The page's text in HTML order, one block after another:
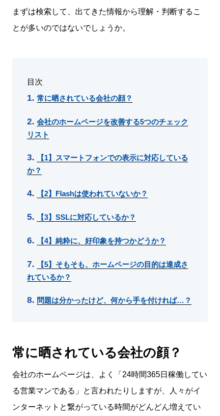
まずは検索して、出てきた情報から理解・判断するこ
とが多いのではないでしょうか。
目次
常に晒されている会社の顔？
会社のホームページを改善する5つのチェック
リスト
【1】スマートフォンでの表示に対応している
か？
【2】Flashは使われていないか？
【3】SSLに対応しているか？
【4】純粋に、好印象を持つかどうか？
【5】そもそも、ホームページの目的は達成さ
れているか？
問題は分かったけど、何から手を付ければ…？
常に晒されている会社の顔？
会社のホームページは、よく「24時間365日稼働してい
る営業マンである」と言われたりしますが、人々がイ
ンターネットと繋がっている時間がどんどん増えてい